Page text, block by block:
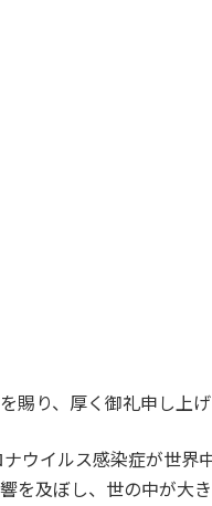
賜り、厚く御礼申し上
ウイルス感染症が世界
を及ぼし、世の中が大